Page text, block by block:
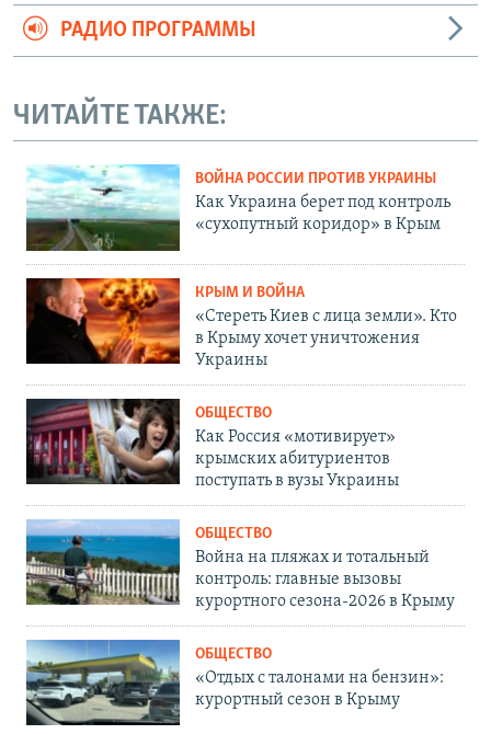
РАДИО ПРОГРАММЫ
ЧИТАЙТЕ ТАКЖЕ:
ВОЙНА РОССИИ ПРОТИВ УКРАИНЫ
Как Украина берет под контроль
«сухопутный коридор» в Крым
КРЫМ И ВОЙНА
«Стереть Киев с лица земли». Кто
в Крыму хочет уничтожения
Украины
ОБЩЕСТВО
Как Россия «мотивирует»
крымских абитуриентов
поступать в вузы Украины
ОБЩЕСТВО
Война на пляжах и тотальный
контроль: главные вызовы
курортного сезона-2026 в Крыму
ОБЩЕСТВО
«Отдых с талонами на бензин»:
курортный сезон в Крыму